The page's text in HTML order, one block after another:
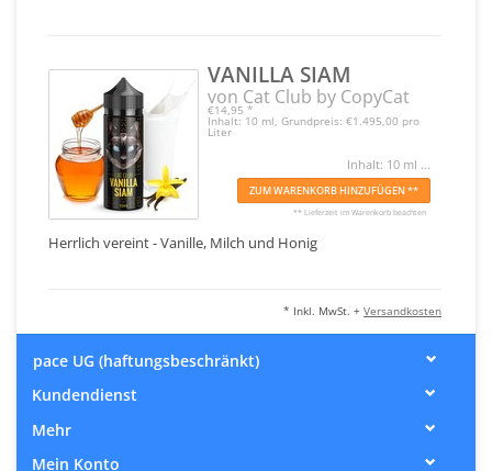
VANILLA SIAM
von Cat Club by CopyCat
€14,95 *
Inhalt: 10 ml, Grundpreis: €1.495,00 pro
Liter
Inhalt: 10 ml ...
ZUM WARENKORB HINZUFÜGEN **
** Lieferzeit im Warenkorb beachten
Herrlich vereint - Vanille, Milch und Honig
* Inkl. MwSt. + Versandkosten
pace UG (haftungsbeschränkt)
Kundendienst
Mehr
Mein Konto